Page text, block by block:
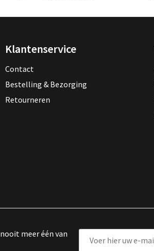
Klantenservice
Contact
Bestelling & Bezorging
Retourneren
meer één van